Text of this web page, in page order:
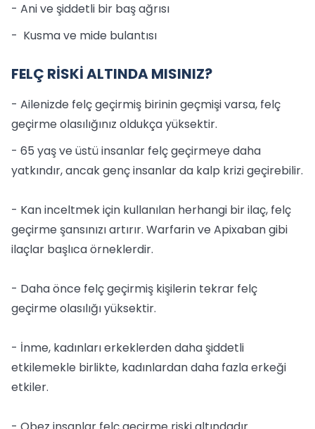
- Ani ve şiddetli bir baş ağrısı
- Kusma ve mide bulantısı
FELÇ RİSKİ ALTINDA MISINIZ?
- Ailenizde felç geçirmiş birinin geçmişi varsa, felç
geçirme olasılığınız oldukça yüksektir.
- 65 yaş ve üstü insanlar felç geçirmeye daha
yatkındır, ancak genç insanlar da kalp krizi geçirebilir.
- Kan inceltmek için kullanılan herhangi bir ilaç, felç
geçirme şansınızı artırır. Warfarin ve Apixaban gibi
ilaçlar başlıca örneklerdir.
- Daha önce felç geçirmiş kişilerin tekrar felç
geçirme olasılığı yüksektir.
- İnme, kadınları erkeklerden daha şiddetli
etkilemekle birlikte, kadınlardan daha fazla erkeği
etkiler.